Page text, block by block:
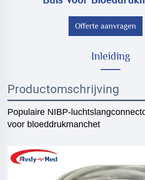
Offerte aanvragen
Inleiding
Productomschrijving
Populaire NIBP-
voor bloeddrukmanchet